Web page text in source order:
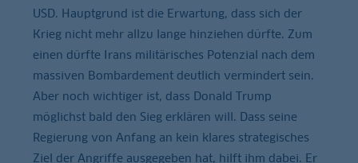
USD. Hauptgrund ist die Erwartung, dass sich der
Krieg nicht mehr allzu lange hinziehen dürfte. Zum
einen dürfte Irans militärisches Potenzial nach dem
massiven Bombardement deutlich vermindert sein.
Aber noch wichtiger ist, dass Donald Trump
möglichst bald den Sieg erklären will. Dass seine
Regierung von Anfang an kein klares strategisches
Ziel der Angriffe ausgegeben hat, hilft ihm dabei. Er